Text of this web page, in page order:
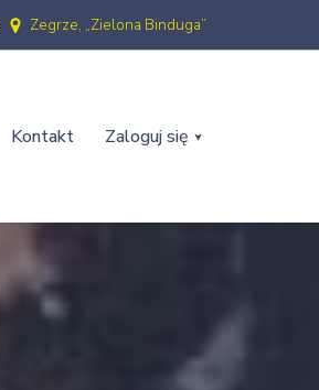
Zegrze, „Zielona Binduga”
Kontakt Zaloguj się